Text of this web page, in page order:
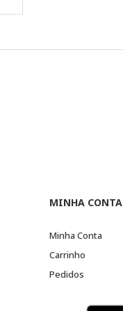
MINHA CONTA
Minha Conta
Carrinho
Pedidos